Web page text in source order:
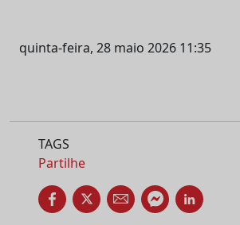
quinta-feira, 28 maio 2026 11:35
TAGS
Partilhe